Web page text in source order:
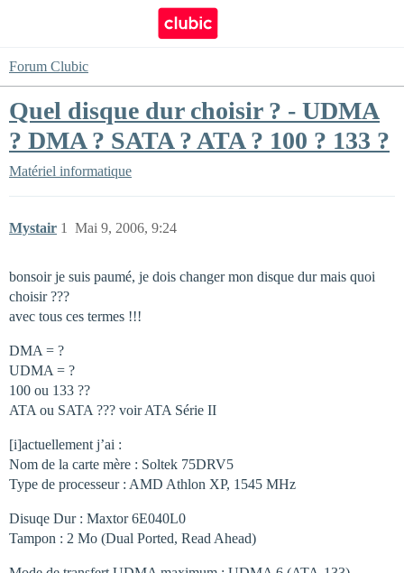
Forum Clubic
Quel disque dur choisir ? - UDMA
? DMA ? SATA ? ATA ? 100 ? 133 ?
Matériel informatique
Mystair Mai 9, 2006, 9:24
1
bonsoir je suis paumé, je dois changer mon disque dur mais quoi
choisir ???
avec tous ces termes !!!
DMA = ?
UDMA = ?
100 ou 133 ??
ATA ou SATA ??? voir ATA Série II
[i]actuellement j’ai :
Nom de la carte mère : Soltek 75DRV5
Type de processeur : AMD Athlon XP, 1545 MHz
Disuqe Dur : Maxtor 6E040L0
Tampon : 2 Mo (Dual Ported, Read Ahead)